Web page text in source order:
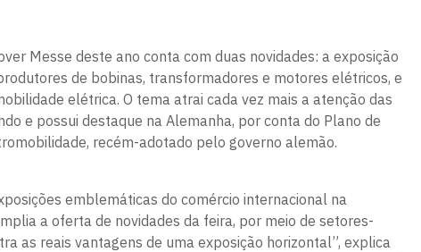
Messe deste ano conta com duas novidades: a exposição
de bobinas, transformadores e motores elétricos, e
elétrica. O tema atrai cada vez mais a atenção das
e possui destaque na Alemanha, por conta do Plano de
recém-adotado pelo governo alemão.
emblemáticas do comércio internacional na
a oferta de novidades da feira, por meio de setores-
as reais vantagens de uma exposição horizontal”, explica